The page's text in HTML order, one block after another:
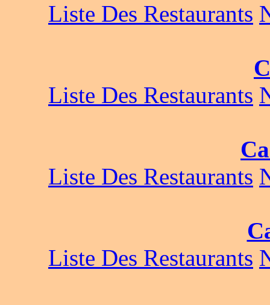
Liste Des Restaurants
Liste Des Restaurants
Liste Des Restaurants
Liste Des Restaurants